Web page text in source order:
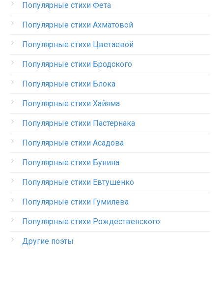
Популярные стихи Фета
Популярные стихи Ахматовой
Популярные стихи Цветаевой
Популярные стихи Бродского
Популярные стихи Блока
Популярные стихи Хайяма
Популярные стихи Пастернака
Популярные стихи Асадова
Популярные стихи Бунина
Популярные стихи Евтушенко
Популярные стихи Гумилева
Популярные стихи Рождественского
Другие поэты